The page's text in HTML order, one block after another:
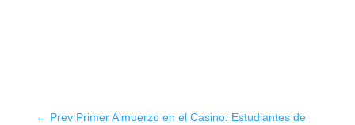
← Prev:Primer Almuerzo en el Casino: Estudiantes de